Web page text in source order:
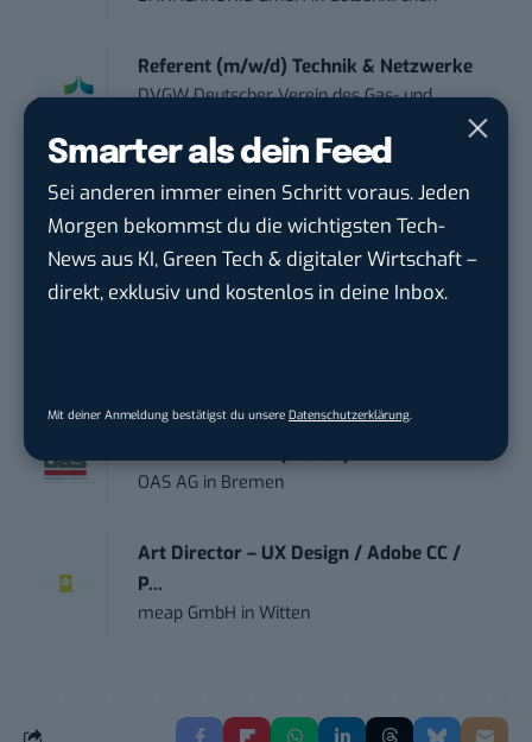
Smarter als dein Feed
Sei anderen immer einen Schritt voraus. Jeden
Morgen bekommst du die wichtigsten Tech-
News aus KI, Green Tech & digitaler Wirtschaft –
direkt, exklusiv und kostenlos in deine Inbox.
Mit deiner Anmeldung bestätigst du unsere Datenschutzerklärung.
Referent (m/w/d) Technik & Netzwerke
DVGW Deutscher Verein des Gas- und
Social Media Manager / Content Creator
(m/w/d)
Dr. Meyer & Meyer-Peteaux New Media
Compa...in Rastede
OAS AG in Bremen
Art Director – UX Design / Adobe CC /
P...
meap GmbH inWitten